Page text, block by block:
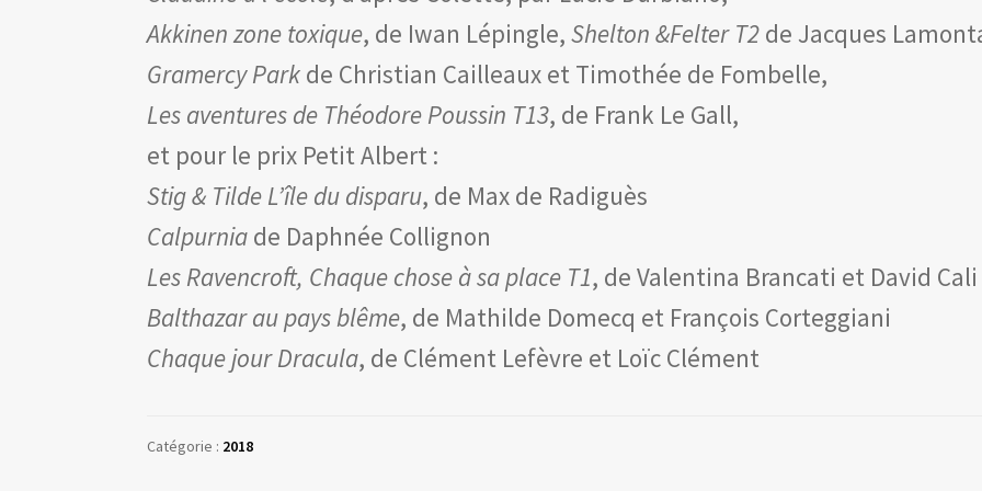
Akkinen zone toxique, de Iwan Lépingle,Shelton &Felter T2 de Jacques
Gramercy Park de Christian Cailleaux et Timothée de Fombelle,
Les aventures de Théodore Poussin T13, de Frank Le Gall,
et pour le prix Petit Albert :
Stig & Tilde L’île du disparu, de Max de Radiguès
Calpurnia de Daphnée Collignon
Les Ravencroft, Chaque chose à sa place T1, de Valentina Brancati et David Cali
Balthazar au pays blême, de Mathilde Domecq et François Corteggiani
Chaque jour Dracula, de Clément Lefèvre et Loïc Clément
Catégorie : 2018